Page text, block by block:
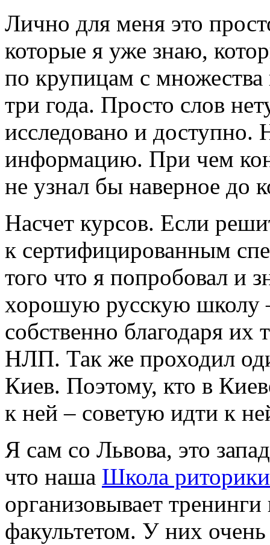
Лично для меня это
которые я уже знаю,
по крупицам с
три года. Просто слов
исследовано и доступно.
информацию. При чем
не узнал бы наверное до
Насчет курсов. Если
к сертифицированным
того что я попробовал и
хорошую русскую школу
собственно благодаря их
НЛП. Так же проходил
Киев. Поэтому, кто в
к ней – советую идти к
Я сам со Львова, это
что наша Школа
организовывает
факультетом. У них